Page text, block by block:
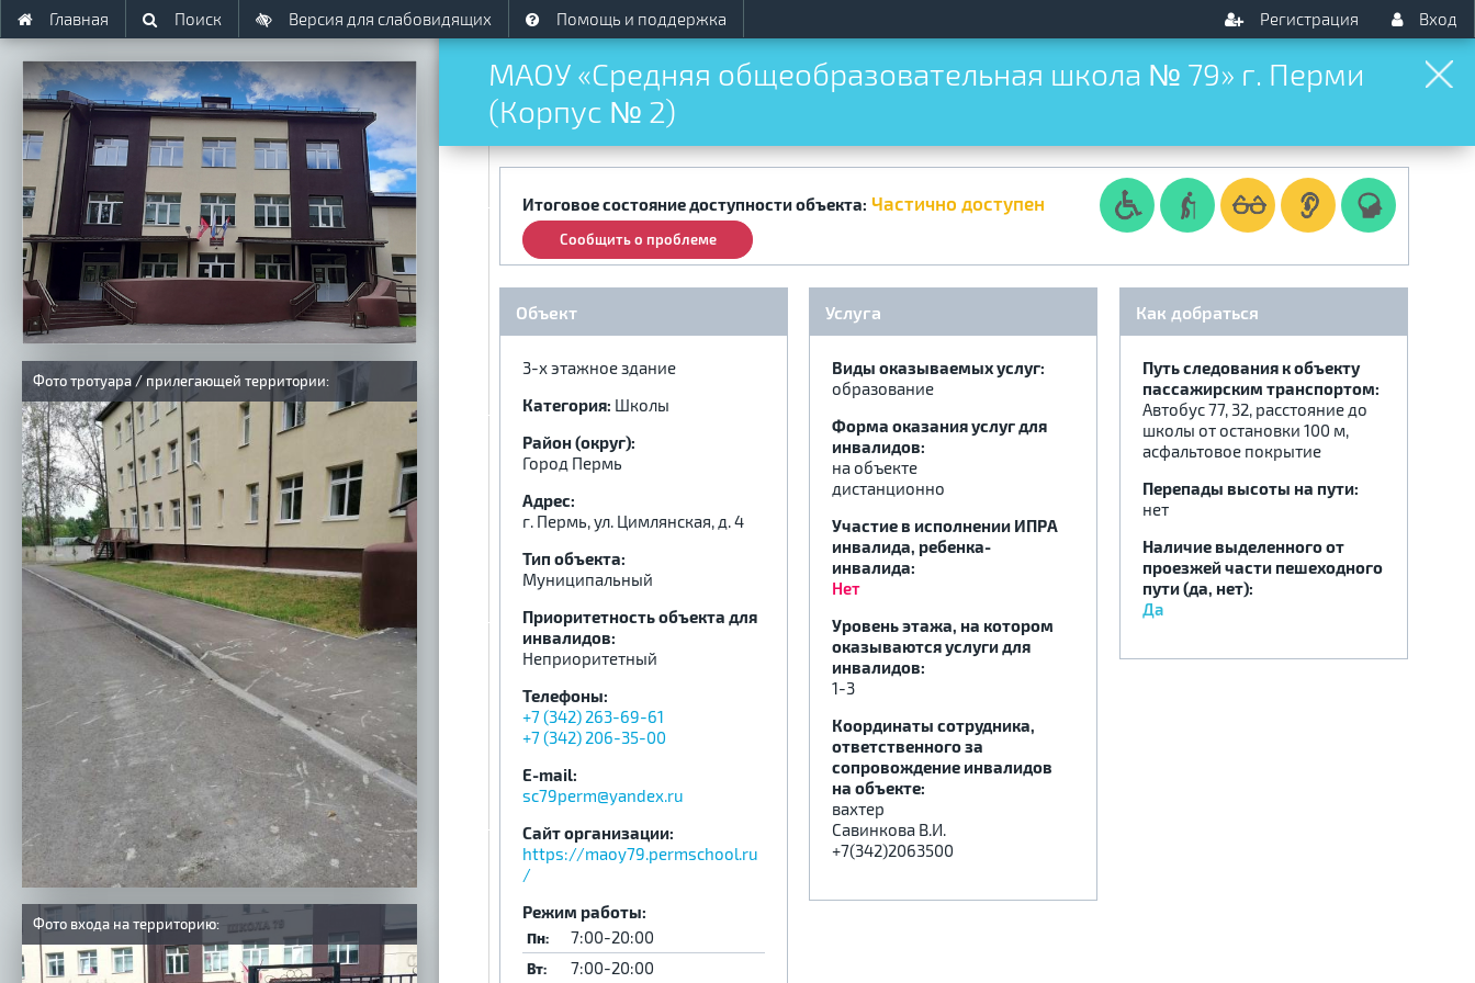
Главная Поиск Версия для слабовидящих Помощь и поддержка Вход
Регистрация
МАОУ «Средняя общеобразовательная школа № 79» г. Перми
(Корпус № 2)
Итоговое состояние доступности объекта: Частично доступен
Сообщить о проблеме
Объект
3-х этажное здание
Категория: Школы
Район (округ):
Город Пермь
Адрес:
г. Пермь, ул. Цимлянская, д. 4
Тип объекта:
Муниципальный
Приоритетность объекта для
инвалидов:
Неприоритетный
Телефоны:
+7 (342) 263-69-61
+7 (342) 206-35-00
E-mail:
sc79perm@yandex.ru
Сайт организации:
https://maoy79.permschool.ru
/
Режим работы:
Пн: 7:00-20:00
Вт: 7:00-20:00
Услуга
Виды оказываемых услуг:
образование
Форма оказания услуг для
инвалидов:
на объекте
дистанционно
Участие в исполнении ИПРА
инвалида, ребенка-
инвалида:
Нет
Уровень этажа, на котором
оказываются услуги для
инвалидов:
1-3
Координаты сотрудника,
ответственного за
сопровождение инвалидов
на объекте:
вахтер
Савинкова В.И.
+7(342)2063500
Как добраться
Путь следования к объекту
пассажирским транспортом:
Автобус 77, 32, расстояние до
школы от остановки 100 м,
асфальтовое покрытие
Перепады высоты на пути:
нет
Наличие выделенного от
проезжей части пешеходного
пути (да, нет):
Да
Фото тротуара / прилегающей территории:
Фото входа на территорию: